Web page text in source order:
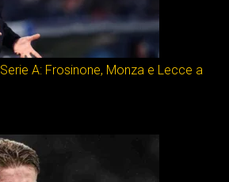
A: Frosinone, Monza e Lecce a